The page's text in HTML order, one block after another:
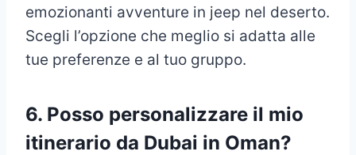
emozionanti avventure in jeep nel deserto.
Scegli l’opzione che meglio si adatta alle
tue preferenze e al tuo gruppo.
6. Posso personalizzare il mio
itinerario da Dubai in Oman?